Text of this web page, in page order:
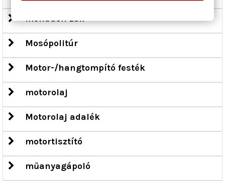
molibdén zsír
Mosópolitúr
Motor-/hangtompító festék
motorolaj
Motorolaj adalék
motortisztító
műanyagápoló